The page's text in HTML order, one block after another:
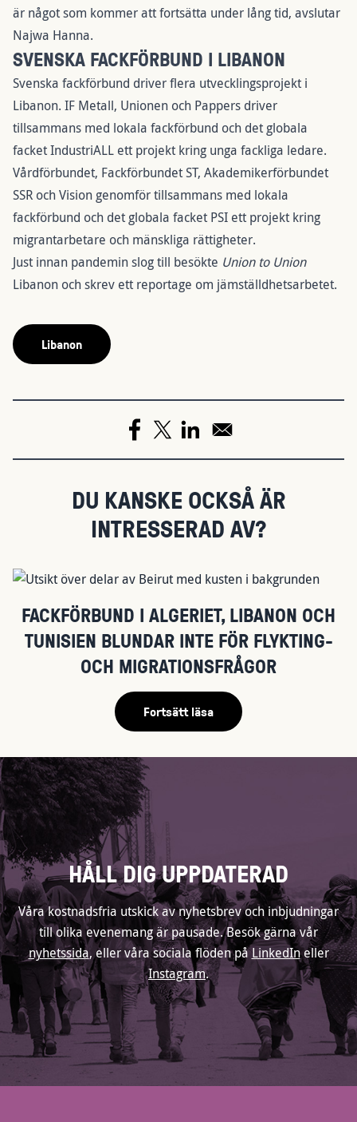
är något som kommer att fortsätta under lång tid, avslutar
Najwa Hanna.
SVENSKA FACKFÖRBUND I LIBANON
Svenska fackförbund driver flera utvecklingsprojekt i
Libanon. IF Metall, Unionen och Pappers driver
tillsammans med lokala fackförbund och det globala
facket IndustriALL ett projekt kring unga fackliga ledare.
Vårdförbundet, Fackförbundet ST, Akademikerförbundet
SSR och Vision genomför tillsammans med lokala
fackförbund och det globala facket PSI ett projekt kring
migrantarbetare och mänskliga rättigheter.
Just innan pandemin slog till besökte Union to Union
Libanon och skrev ett reportage om jämställdhetsarbetet.
Libanon
DU KANSKE OCKSÅ ÄR
INTRESSERAD AV?
FACKFÖRBUND I ALGERIET, LIBANON OCH
TUNISIEN BLUNDAR INTE FÖR FLYKTING-
OCH MIGRATIONSFRÅGOR
Fortsätt läsa
HÅLL DIG UPPDATERAD
Våra kostnadsfria utskick av nyhetsbrev och inbjudningar
till olika evenemang är pausade. Besök gärna vår
nyhetssida, eller våra sociala flöden påLinkedIneller
Instagram.